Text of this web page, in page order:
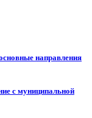
направления
с муниципальной